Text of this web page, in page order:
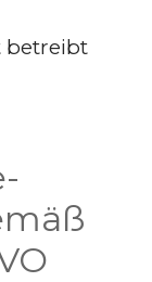
betreibt